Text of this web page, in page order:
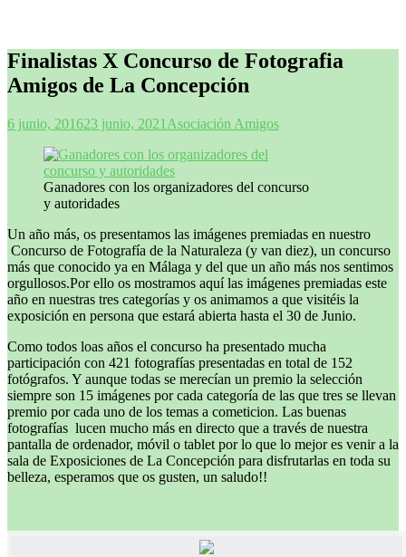
Finalistas X Concurso de Fotografia
Amigos de La Concepción
6 junio, 201623 junio, 2021 Asociación Amigos
Ganadores con los organizadores del concurso
y autoridades
Un año más, os presentamos las imágenes premiadas en nuestro
Concurso de Fotografía de la Naturaleza (y van diez), un concurso
más que conocido ya en Málaga y del que un año más nos sentimos
orgullosos.Por ello os mostramos aquí las imágenes premiadas este
año en nuestras tres categorías y os animamos a que visitéis la
exposición en persona que estará abierta hasta el 30 de Junio.
Como todos loas años el concurso ha presentado mucha
participación con 421 fotografías presentadas en total de 152
fotógrafos. Y aunque todas se merecían un premio la selección
siempre son 15 imágenes por cada categoría de las que tres se llevan
premio por cada uno de los temas a cometicion. Las buenas
fotografías lucen mucho más en directo que a través de nuestra
pantalla de ordenador, móvil o tablet por lo que lo mejor es venir a la
sala de Exposiciones de La Concepción para disfrutarlas en toda su
belleza, esperamos que os gusten, un saludo!!